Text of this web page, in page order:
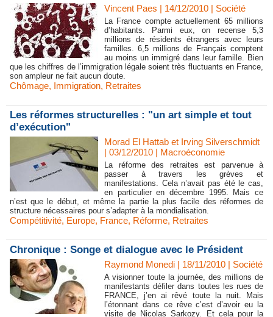
Vincent Paes | 14/12/2010 | Société
La France compte actuellement 65 millions
d’habitants. Parmi eux, on recense 5,3
millions de résidents étrangers avec leurs
familles. 6,5 millions de Français comptent
au moins un immigré dans leur famille. Bien
que les chiffres de l’immigration légale soient très fluctuants en France,
son ampleur ne fait aucun doute.
Chômage, Immigration, Retraites
Les réformes structurelles : "un art simple et tout
d’exécution"
Morad El Hattab et Irving Silverschmidt
| 03/12/2010 | Macroéconomie
La réforme des retraites est parvenue à
passer à travers les grèves et
manifestations. Cela n’avait pas été le cas,
en particulier en décembre 1995. Mais ce
n’est que le début, et même la partie la plus facile des réformes de
structure nécessaires pour s’adapter à la mondialisation.
Compétitivité, Europe, France, Réforme, Retraites
Chronique : Songe et dialogue avec le Président
Raymond Monedi | 18/11/2010 | Société
A visionner toute la journée, des millions de
manifestants défiler dans toutes les rues de
FRANCE, j’en ai rêvé toute la nuit. Mais
l’étonnant dans ce rêve c’est d’avoir eu la
visite de Nicolas Sarkozy. Et cela pour la